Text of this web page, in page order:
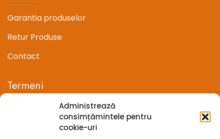
Administrează
consimțămintele pentru
cookie-uri
Garantia produselor
Retur Produse
Contact
Termeni
Termeni si conditii
Confidentialitate